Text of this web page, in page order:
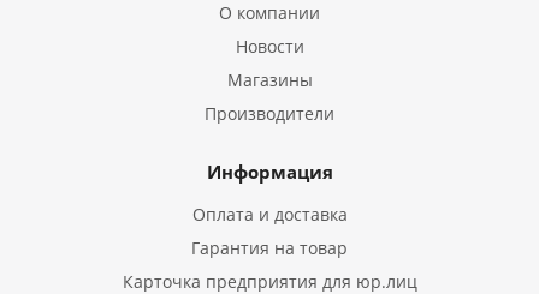
О компании
Новости
Магазины
Производители
Информация
Оплата и доставка
Гарантия на товар
Карточка предприятия для юр.лиц